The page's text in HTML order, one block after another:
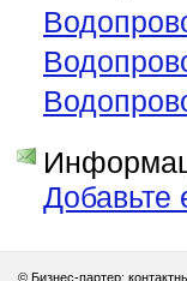
Добавьте
© Бизнес-партер: